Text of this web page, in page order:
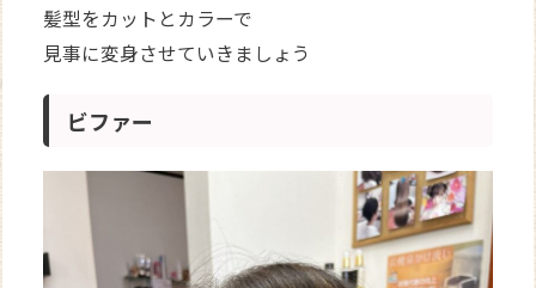
髪型をカットとカラーで
見事に変身させていきましょう
ビファー